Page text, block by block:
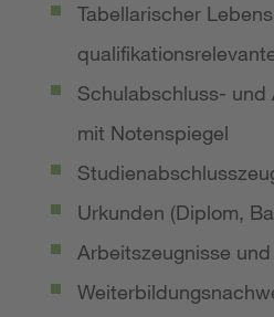
Tabellarischer
Schulabschluss- und
mit Notenspiegel
Urkunden (Diplom,
Arbeitszeugnisse